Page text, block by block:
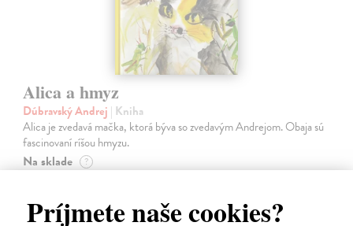
Príjmete naše cookies?
Alica a hmyz
Dúbravský Andrej | Kniha
Alica je zvedavá mačka, ktorá býva so zvedavým Andrejom. Obaja sú
fascinovaní ríšou hmyzu.
Na sklade ?
28,90 € ?